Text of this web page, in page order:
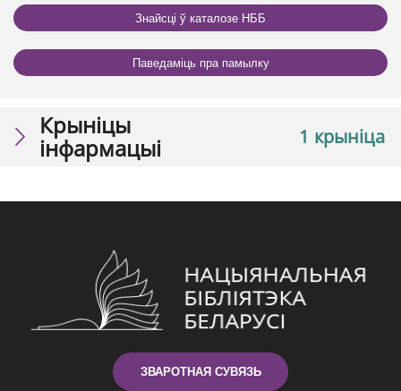
Знайсці ў каталозе НББ
Паведаміць пра памылку
1 крыніца
Крыніцы
інфармацыі
ЗВАРОТНАЯ СУВЯЗЬ